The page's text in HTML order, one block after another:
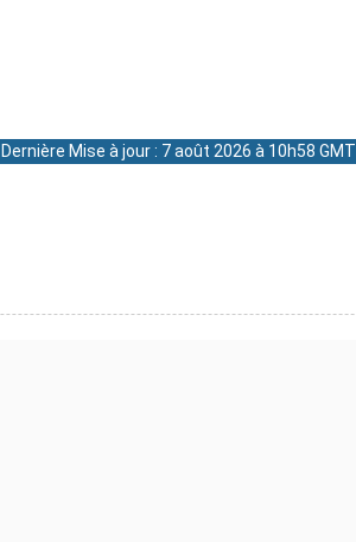
Dernière Mise à jour : 7 août 2026 à 10h58 GMT